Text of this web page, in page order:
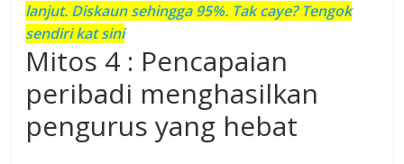
lanjut. Diskaun sehingga 95%. Tak caye? Tengok
sendiri kat sini
Mitos 4 : Pencapaian
peribadi menghasilkan
pengurus yang hebat